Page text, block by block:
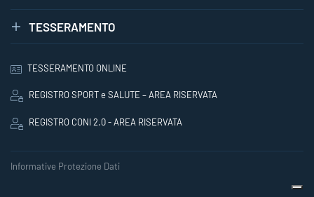
TESSERAMENTO
TESSERAMENTO ONLINE
REGISTRO SPORT e SALUTE – AREA RISERVATA
REGISTRO CONI 2.0 - AREA RISERVATA
Informative Protezione Dati